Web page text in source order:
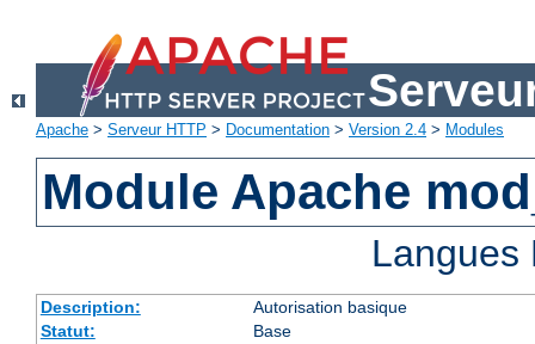
Apache > Serveur HTTP > Documentation > Version 2.4 > Modules
Module Apache
Description:
Autorisation basique
Statut:
Base